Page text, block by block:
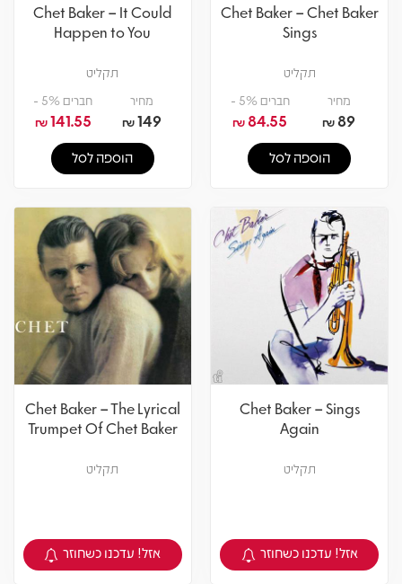
Chet Baker – Chet Baker
Sings
תקליט
מחיר
89
₪
חברים 5% -
84.55
₪
הוספה לסל
Chet Baker – It Could
Happen to You
תקליט
מחיר
149
₪
חברים 5% -
141.55
₪
הוספה לסל
Chet Baker – Sings
Again
תקליט
צפיה במוצר
אזל! עדכנו כשחוזר
Chet Baker – The Lyrical
Trumpet Of Chet Baker
תקליט
צפיה במוצר
אזל! עדכנו כשחוזר